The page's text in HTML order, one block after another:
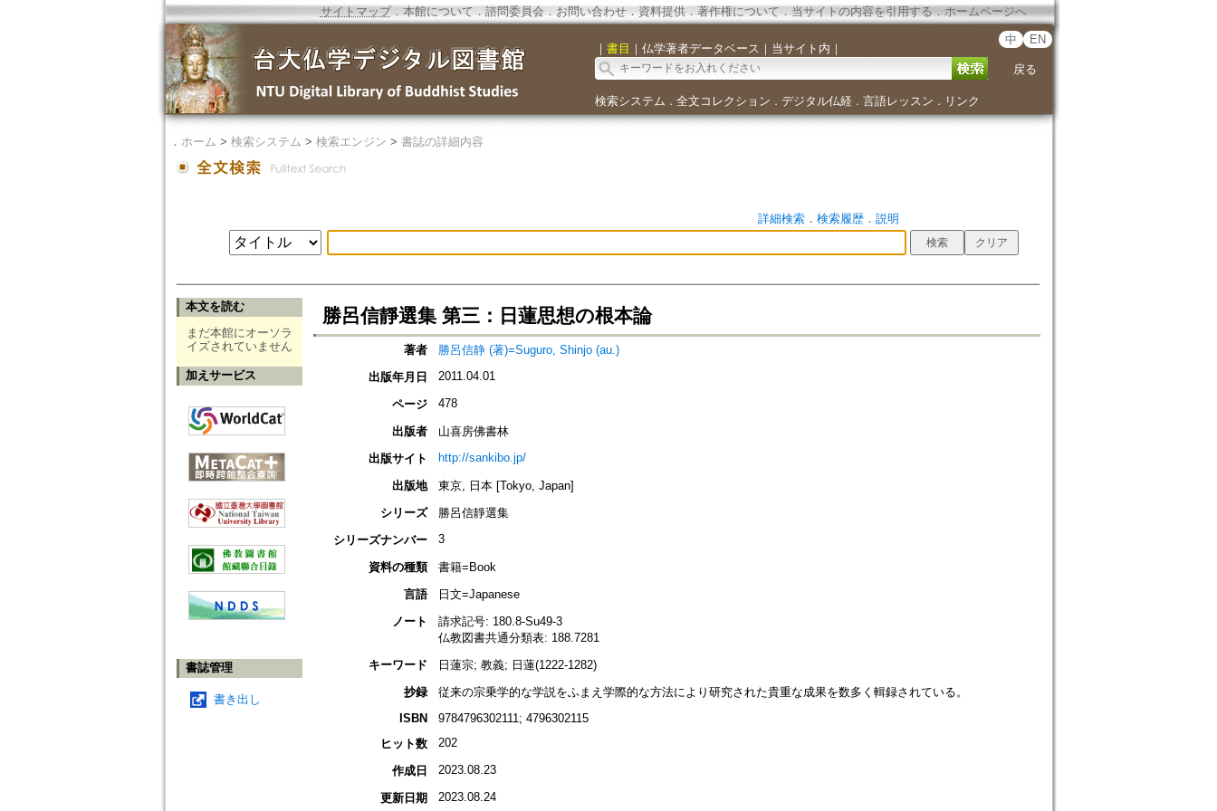
サイトマップ．本館について ． 諮問委員会． お問い合わせ． 資料提供． 著作権について．当サイトの内容を引用する ． ホームページへ
｜ 書目 ｜ 仏学著者データベース ｜ 当サイト内 ｜
中 EN
戻る
検索システム ． 全文コレクション ． デジタル仏経． 言語レッスン ． リンク
． ホーム > 検索システム > 検索エンジン > 書誌の詳細内容
詳細検索． 検索履歴． 説明
本文を読む
まだ本館にオーソラ
イズされていません
加えサービス
書誌管理
書き出し
勝呂信靜選集 第三：日蓮思想の根本論
著者
勝呂信静 (著)=Suguro, Shinjo (au.)
出版年月日
2011.04.01
ページ 478
出版者
山喜房佛書林
出版サイト
http://sankibo.jp/
出版地
東京, 日本 [Tokyo, Japan]
シリーズ
勝呂信靜選集
シリーズナンバー
3
資料の種類
書籍=Book
言語
日文=Japanese
ノート
請求記号: 180.8-Su49-3
仏教図書共通分類表: 188.7281
キーワード
日蓮宗; 教義; 日蓮(1222-1282)
抄録
従来の宗乗学的な学説をふまえ学際的な方法により研究された貴重な成果を数多く輯録されている。
ISBN
9784796302111; 4796302115
ヒット数
202
作成日 2023.08.23
更新日期 2023.08.24